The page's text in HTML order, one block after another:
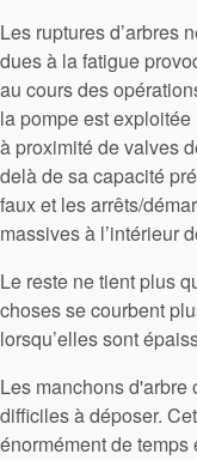
Les ruptures d’arbres
dues à la fatigue
au cours des
la pompe est
à proximité de valves
delà de sa capacité
faux et les arrêts/
massives à l’intérieur
Le reste ne tient plus
choses se courbent
lorsqu’elles sont
Les manchons d'arbre
difficiles à déposer.
énormément de temps